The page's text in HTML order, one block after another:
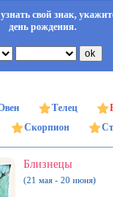
свой знак,
день рождения.
Телец
Скорпион
Близнецы
(21 мая - 20 июня)